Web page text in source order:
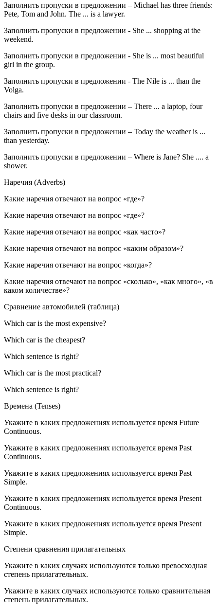
Заполнить пропуски в предложении – Michael has three friends:
Pete, Tom and John. The ... is a lawyer.
Заполнить пропуски в предложении - She ... shopping at the
weekend.
Заполнить пропуски в предложении - She is ... most beautiful
girl in the group.
Заполнить пропуски в предложении - The Nile is ... than the
Volga.
Заполнить пропуски в предложении – There ... a laptop, four
chairs and five desks in our classroom.
Заполнить пропуски в предложении – Today the weather is ...
than yesterday.
Заполнить пропуски в предложении – Where is Jane? She .... a
shower.
Наречия (Adverbs)
Какие наречия отвечают на вопрос «где»?
Какие наречия отвечают на вопрос «где»?
Какие наречия отвечают на вопрос «как часто»?
Какие наречия отвечают на вопрос «каким образом»?
Какие наречия отвечают на вопрос «когда»?
Какие наречия отвечают на вопрос «сколько», «как много», «в
каком количестве»?
Сравнение автомобилей (таблица)
Which car is the most expensive?
Which car is the cheapest?
Which sentence is right?
Which car is the most practical?
Which sentence is right?
Времена (Tenses)
Укажите в каких предложениях используется время Future
Continuous.
Укажите в каких предложениях используется время Past
Continuous.
Укажите в каких предложениях используется время Past
Simple.
Укажите в каких предложениях используется время Present
Continuous.
Укажите в каких предложениях используется время Present
Simple.
Степени сравнения прилагательных
Укажите в каких случаях используются только превосходная
степень прилагательных.
Укажите в каких случаях используются только сравнительная
степень прилагательных.